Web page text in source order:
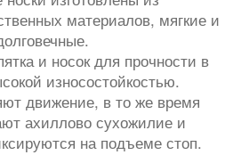
материалов, мягкие и
и носок для прочности в
износостойкостью.
движение, в то же время
ахиллово сухожилие и
на подъеме стоп.